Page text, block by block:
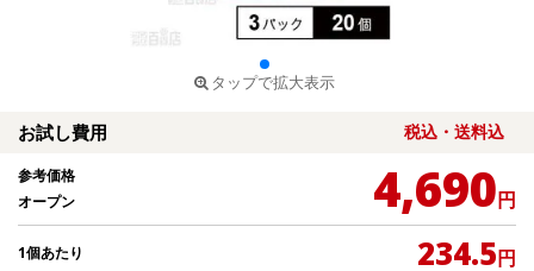
タップで拡大表示
お試し費用 税込・送料込
参考価格
オープン
4,690円
1個あたり 234.5円